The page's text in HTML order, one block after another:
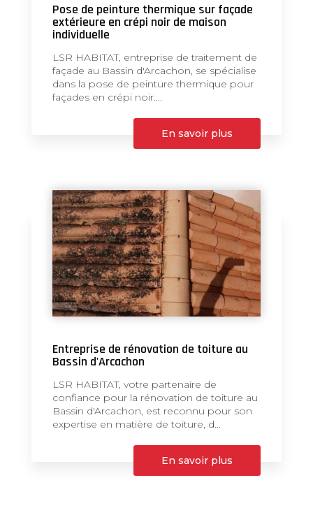
Pose de peinture thermique sur façade
extérieure en crépi noir de maison
individuelle
LSR HABITAT, entreprise de traitement de
façade au Bassin d'Arcachon, se spécialise
dans la pose de peinture thermique pour
façades en crépi noir....
En savoir plus
Entreprise de rénovation de toiture au
Bassin d'Arcachon
LSR HABITAT, votre partenaire de
confiance pour la rénovation de toiture au
Bassin d'Arcachon, est reconnu pour son
expertise en matière de toiture, d...
En savoir plus